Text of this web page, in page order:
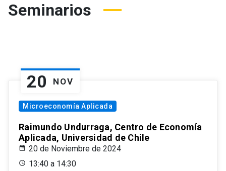
Seminarios
20 NOV
Microeconomía Aplicada
Raimundo Undurraga, Centro de Economía
Aplicada, Universidad de Chile
20 de Noviembre de 2024
13:40 a 14:30